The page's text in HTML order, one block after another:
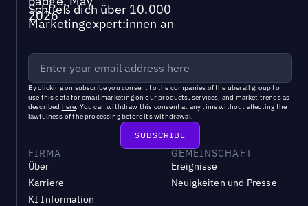
Schließ dich über 10.000
Marketingexpert:innen an
By clicking on subscribe you consent to the companies of the uberall groupto
use this data for email marketing on our products, services, and market trends as
described here. You can withdraw this consent at any time without affecting the
lawfulness of the processing before its withdrawal.
FIRMA
Über
Karriere
KI Information
GEMEINSCHAFT
Ereignisse
Neuigkeiten und Presse